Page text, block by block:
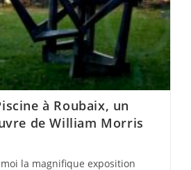
à Roubaix, un
de William Morris
moi la magnifique exposition